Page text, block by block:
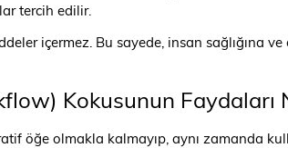
tercih edilir.
içermez. Bu sayede, insan sağlığına
Kokusunun Faydaları
öğe olmakla kalmayıp, aynı zamanda